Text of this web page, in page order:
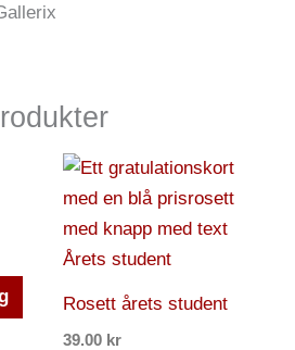
Rosett årets student
39.00 kr